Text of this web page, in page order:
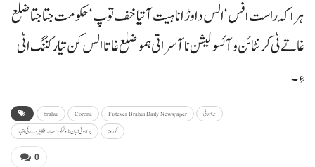
ہراکہ راست افس‘ الس دا وڑ انا ہیت آتیا خف توپ‘ حکومت جتا جتا ضلع
غاتے ٹی کرنٹائن و آئسولیشن نا آسراتی ہمو ضلع غاتا الس کن تیار کننگ اٹی
ءِ۔
brahui Corona Fistever Brahui Daily Newspaper
براہوئی
براہوئی زبان نا اولیکو و اسٹ انگا ہڑدے ئی اخبار
کورونا
0